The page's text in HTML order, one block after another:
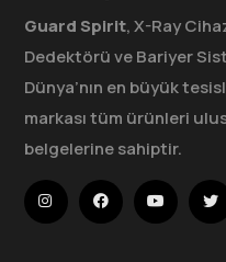
Guard Spirit, X-Ray
Dedektörü ve Bariyer
Dünya’nın en büyük
markası tüm ürünleri
belgelerine sahiptir.